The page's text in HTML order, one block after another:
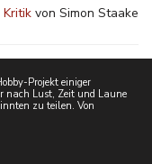
Kritik von Simon Staake
Projekt einiger
nach Lust, Zeit und Laune
zu teilen. Von